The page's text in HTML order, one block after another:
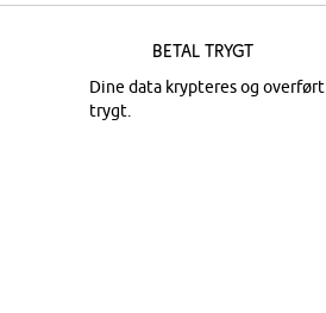
Betal trygt
Dine data krypteres og overført
trygt.